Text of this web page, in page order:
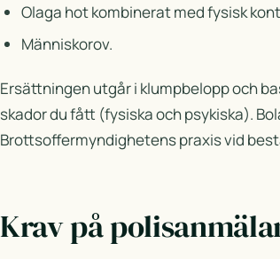
Olaga hot kombinerat med fysisk
Människorov.
Ersättningen utgår i klumpbelopp och
skador du fått (fysiska och psykiska).
Brottsoffermyndighetens praxis vid
Krav på